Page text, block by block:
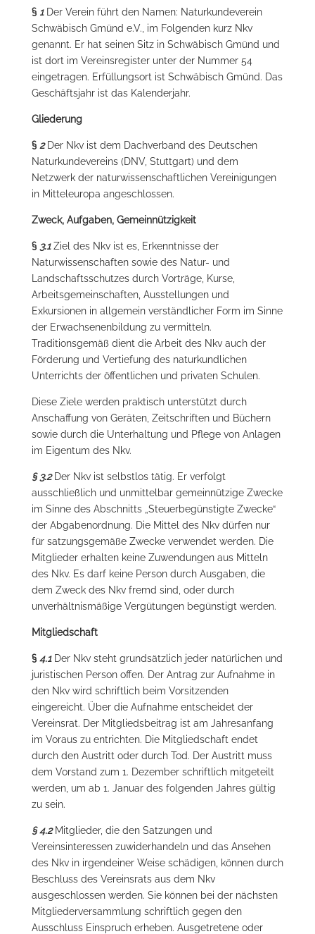
§ 1Der Verein führt den Namen: Naturkundeverein
Schwäbisch Gmünd e.V., im Folgenden kurz Nkv
genannt. Er hat seinen Sitz in Schwäbisch Gmünd und
ist dort im Vereinsregister unter der Nummer 54
eingetragen. Erfüllungsort ist Schwäbisch Gmünd. Das
Geschäftsjahr ist das Kalenderjahr.
Gliederung
§ 2Der Nkv ist dem Dachverband des Deutschen
Naturkundevereins (DNV, Stuttgart) und dem
Netzwerk der naturwissenschaftlichen Vereinigungen
in Mitteleuropa angeschlossen.
Zweck, Aufgaben, Gemeinnützigkeit
§ 3.1Ziel des Nkv ist es, Erkenntnisse der
Naturwissenschaften sowie des Natur- und
Landschaftsschutzes durch Vorträge, Kurse,
Arbeitsgemeinschaften, Ausstellungen und
Exkursionen in allgemein verständlicher Form im Sinne
der Erwachsenenbildung zu vermitteln.
Traditionsgemäß dient die Arbeit des Nkv auch der
Förderung und Vertiefung des naturkundlichen
Unterrichts der öffentlichen und privaten Schulen.
Diese Ziele werden praktisch unterstützt durch
Anschaffung von Geräten, Zeitschriften und Büchern
sowie durch die Unterhaltung und Pflege von Anlagen
im Eigentum des Nkv.
§ 3.2Der Nkv ist selbstlos tätig. Er verfolgt
ausschließlich und unmittelbar gemeinnützige Zwecke
im Sinne des Abschnitts „Steuerbegünstigte Zwecke“
der Abgabenordnung. Die Mittel des Nkv dürfen nur
für satzungsgemäße Zwecke verwendet werden. Die
Mitglieder erhalten keine Zuwendungen aus Mitteln
des Nkv. Es darf keine Person durch Ausgaben, die
dem Zweck des Nkv fremd sind, oder durch
unverhältnismäßige Vergütungen begünstigt werden.
Mitgliedschaft
§ 4.1Der Nkv steht grundsätzlich jeder natürlichen und
juristischen Person offen. Der Antrag zur Aufnahme in
den Nkv wird schriftlich beim Vorsitzenden
eingereicht. Über die Aufnahme entscheidet der
Vereinsrat. Der Mitgliedsbeitrag ist am Jahresanfang
im Voraus zu entrichten. Die Mitgliedschaft endet
durch den Austritt oder durch Tod. Der Austritt muss
dem Vorstand zum 1. Dezember schriftlich mitgeteilt
werden, um ab 1. Januar des folgenden Jahres gültig
zu sein.
§ 4.2Mitglieder, die den Satzungen und
Vereinsinteressen zuwiderhandeln und das Ansehen
des Nkv in irgendeiner Weise schädigen, können durch
Beschluss des Vereinsrats aus dem Nkv
ausgeschlossen werden. Sie können bei der nächsten
Mitgliederversammlung schriftlich gegen den
Ausschluss Einspruch erheben. Ausgetretene oder